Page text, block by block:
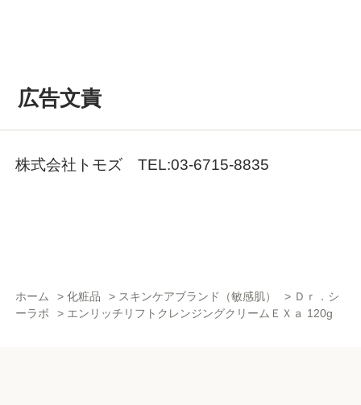
広告文責
株式会社トモズ TEL:03-6715-8835
ホーム >化粧品 > スキンケアブランド（敏感肌） > Ｄｒ．シ
ーラボ
> エンリッチリフトクレンジングクリームＥＸａ 120g